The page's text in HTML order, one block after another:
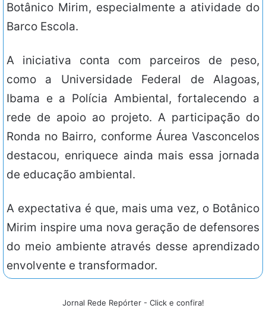
Botânico Mirim, especialmente a atividade do
Barco Escola.
A iniciativa conta com parceiros de peso,
como a Universidade Federal de Alagoas,
Ibama e a Polícia Ambiental, fortalecendo a
rede de apoio ao projeto. A participação do
Ronda no Bairro, conforme Áurea Vasconcelos
destacou, enriquece ainda mais essa jornada
de educação ambiental.
A expectativa é que, mais uma vez, o Botânico
Mirim inspire uma nova geração de defensores
do meio ambiente através desse aprendizado
envolvente e transformador.
Jornal Rede Repórter - Click e confira!